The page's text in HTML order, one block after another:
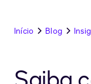
Início Blog